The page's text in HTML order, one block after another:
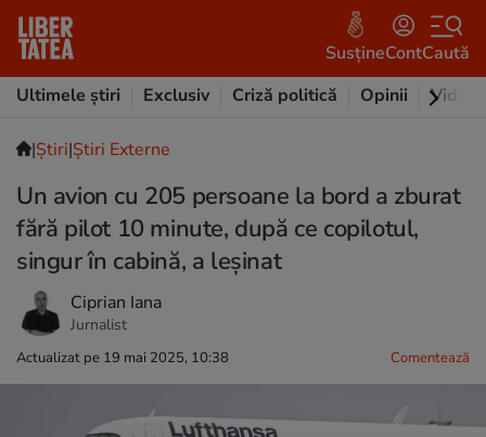
SusțineContCaută
Ultimele știri
Exclusiv Criză politică Opinii Video
|Ştiri|Știri Externe
Un avion cu 205 persoane la bord a zburat
fără pilot 10 minute, după ce copilotul,
singur în cabină, a leșinat
Ciprian Iana
Jurnalist
Actualizat pe 19 mai 2025, 10:38 Comentează